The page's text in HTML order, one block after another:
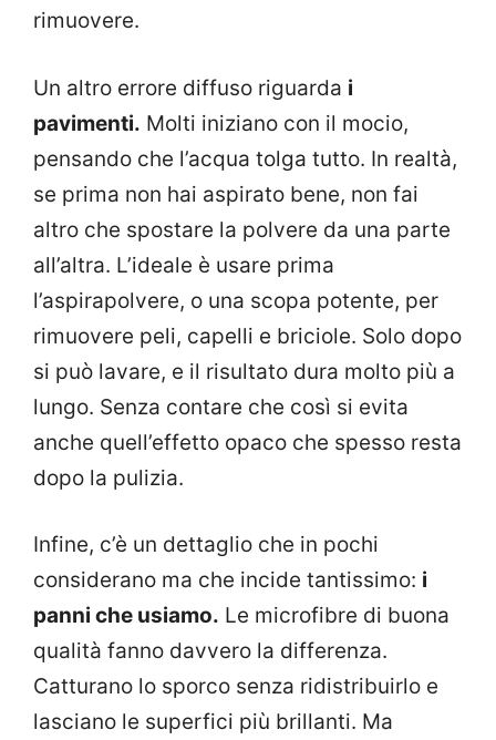
rimuovere.
Un altro errore diffuso riguarda i
pavimenti. Molti iniziano con il mocio,
pensando che l’acqua tolga tutto. In realtà,
se prima non hai aspirato bene, non fai
altro che spostare la polvere da una parte
all’altra. L’ideale è usare prima
l’aspirapolvere, o una scopa potente, per
rimuovere peli, capelli e briciole. Solo dopo
si può lavare, e il risultato dura molto più a
lungo. Senza contare che così si evita
anche quell’effetto opaco che spesso resta
dopo la pulizia.
Infine, c’è un dettaglio che in pochi
considerano ma che incide tantissimo: i
panni che usiamo. Le microfibre di buona
qualità fanno davvero la differenza.
Catturano lo sporco senza ridistribuirlo e
lasciano le superfici più brillanti. Ma